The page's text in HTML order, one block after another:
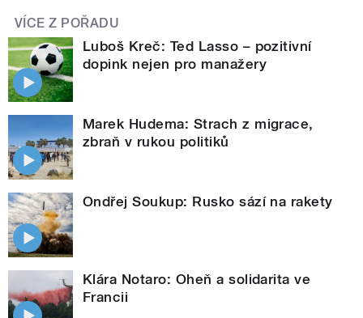
VÍCE Z POŘADU
Luboš Kreč: Ted Lasso – pozitivní
dopink nejen pro manažery
Marek Hudema: Strach z migrace,
zbraň v rukou politiků
Ondřej Soukup: Rusko sází na rakety
Klára Notaro: Oheň a solidarita ve
Francii